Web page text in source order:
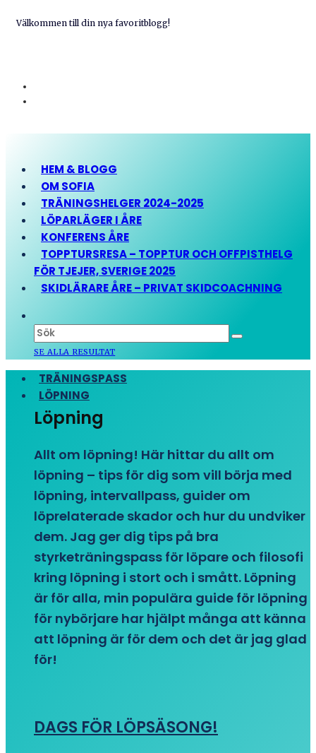
Välkommen till din nya favoritblogg!
HEM & BLOGG
OM SOFIA
TRÄNINGSHELGER 2024-2025
LÖPARLÄGER I ÅRE
KONFERENS ÅRE
TOPPTURSRESA – TOPPTUR OCH OFFPISTHELG
FÖR TJEJER, SVERIGE 2025
SKIDLÄRARE ÅRE – PRIVAT SKIDCOACHNING
SE ALLA RESULTAT
TRÄNINGSPASS
LÖPNING
Löpning
Allt om löpning! Här hittar du allt om
löpning – tips för dig som vill börja med
löpning, intervallpass, guider om
löprelaterade skador och hur du undviker
dem. Jag ger dig tips på bra
styrketräningspass för löpare och filosofi
kring löpning i stort och i smått. Löpning
är för alla, min populära guide för löpning
för nybörjare har hjälpt många att känna
att löpning är för dem och det är jag glad
för!
DAGS FÖR LÖPSÄSONG!